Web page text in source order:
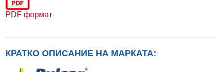
PDF формат
КРАТКО ОПИСАНИЕ НА МАРКАТА: